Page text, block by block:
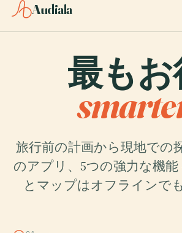
Audiala
最もお
旅行前の計画から現地での
のアプリ、5つの強力な機
とマップはオフラインで